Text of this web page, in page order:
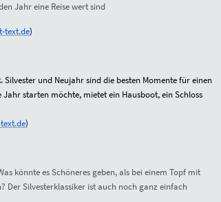
Jahr eine Reise wert sind
text.de)
Silvester und Neujahr sind die besten Momente für einen
starten möchte, mietet ein Hausboot, ein Schloss
)
könnte es Schöneres geben, als bei einem Topf mit
Der Silvesterklassiker ist auch noch ganz einfach